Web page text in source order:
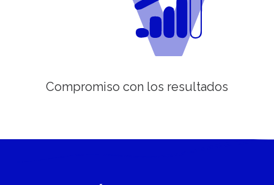
Compromiso con los resultados